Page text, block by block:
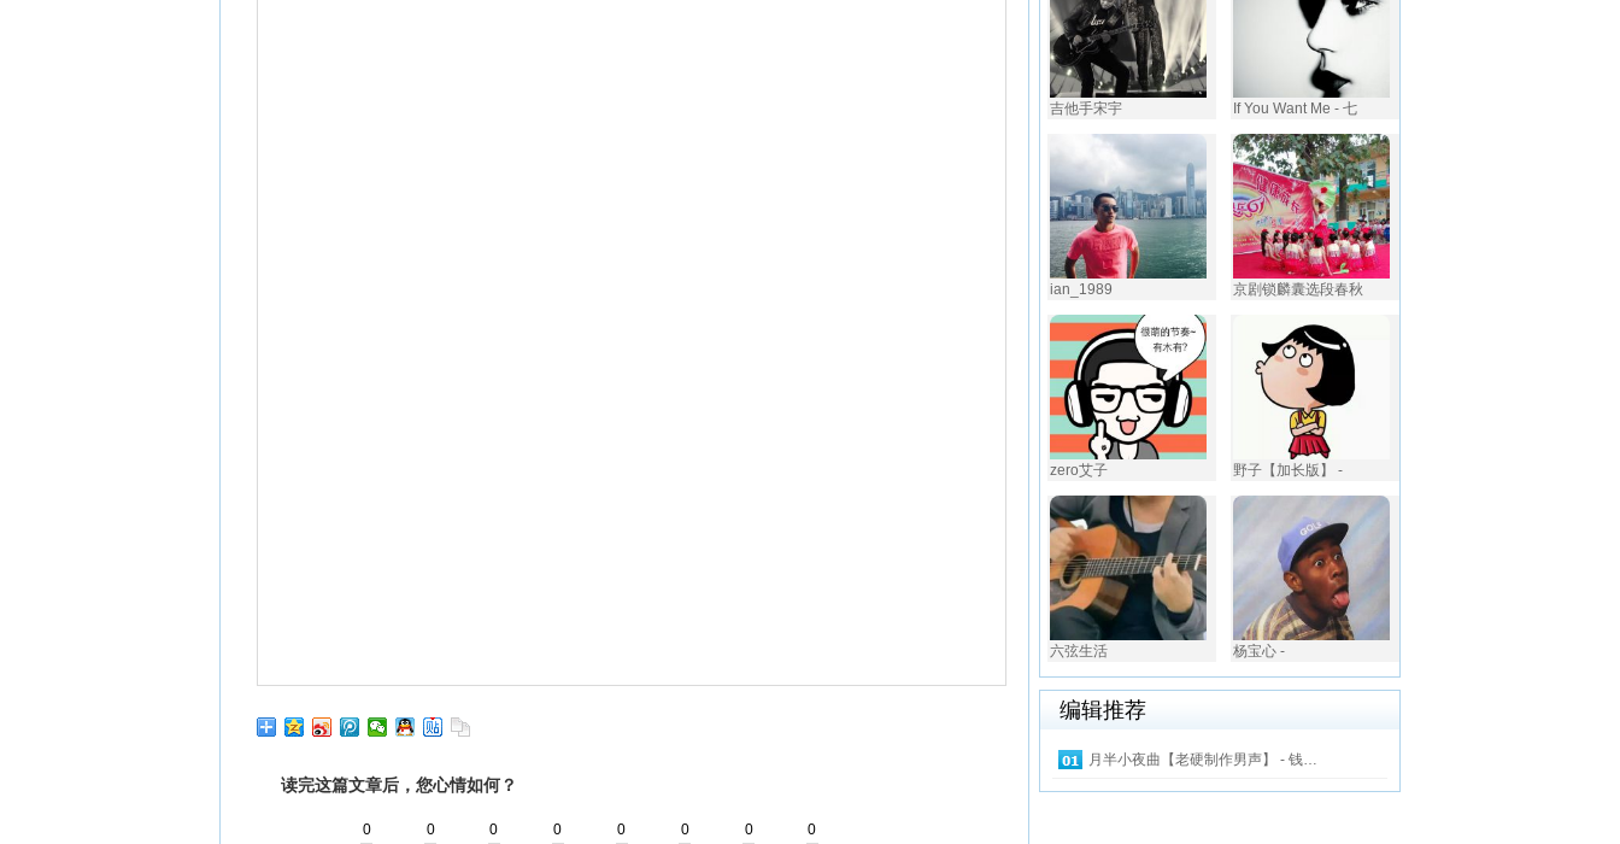
读完这篇文章后，您心情如何？
0 0 0 0 0 0 0 0
吉他手宋宇 If You Want Me - 七
ian_1989 京剧锁麟囊选段春秋
zero艾子 野子【加长版】 -
六弦生活 杨宝心 -
编辑推荐
月半小夜曲【老硬制作男声】 - 钱…